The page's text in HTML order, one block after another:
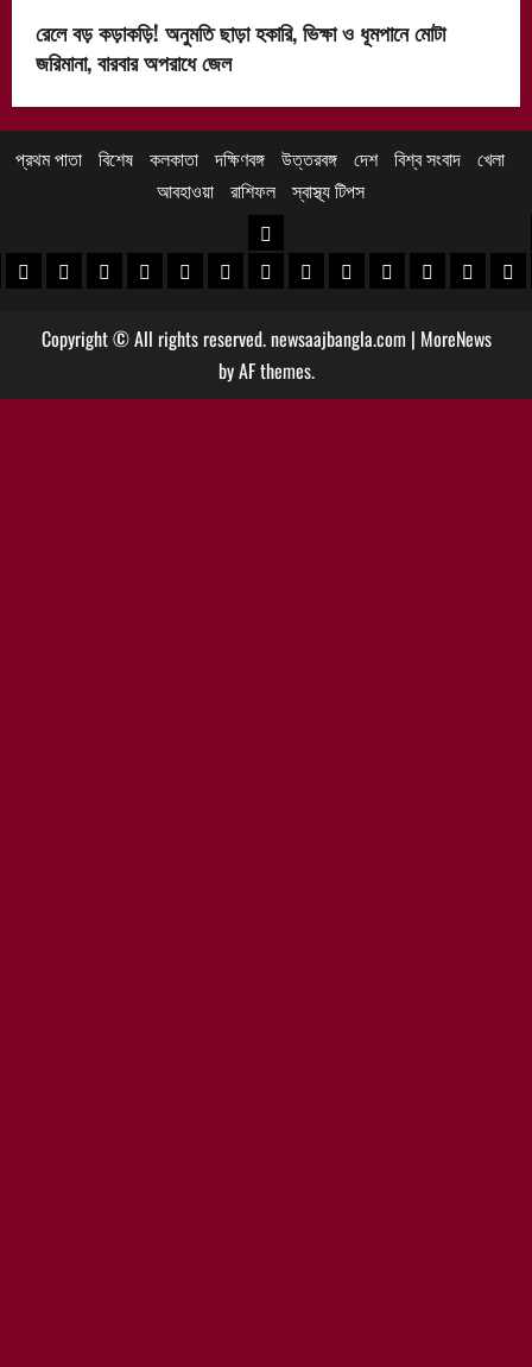
রেলে বড় কড়াকড়ি! অনুমতি ছাড়া হকারি, ভিক্ষা ও ধূমপানে মোটা
জরিমানা, বারবার অপরাধে জেল
প্রথম পাতা বিশেষ কলকাতা দক্ষিণবঙ্গ উত্তরবঙ্গ দেশ বিশ্ব সংবাদ খেলা
আবহাওয়া
রাশিফল স্বাস্থ্য টিপস
খবর
খবর
পুরুলিয়া খবর
বাঁকুড়া খবরপশ্চিম বর্ধমান খবর
পূর্ব বর্ধমান খবর
বীরভূম খবরমুর্শিদাবাদ খবর
উত্তরবঙ্গ
কোচবিহার নিউজ
আলিপুরদুয়ার খবর
জলপাইগুড়ি খবর
শিলিগুড়ি খবর
উত্তরদক্ষিণ
Copyright © All rights reserved. newsaajbangla.com | MoreNews
by AF themes.